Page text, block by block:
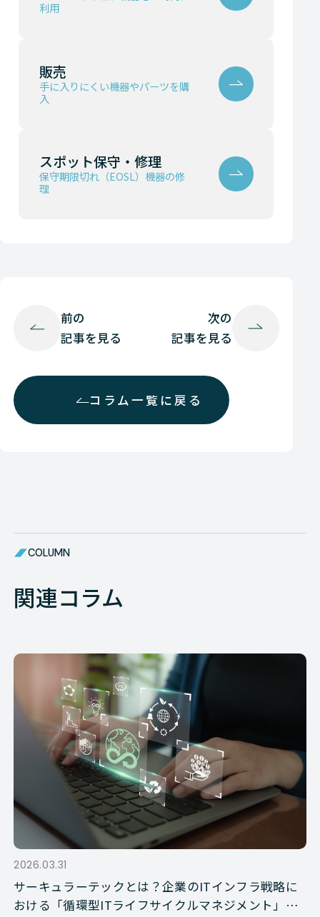
利用
販売
手に入りにくい機器やパーツを購
入
スポット保守・修理
保守期限切れ（EOSL）機器の修
理
前の
記事を見る
コラム一覧に戻る
次の
記事を見る
COLUMN
関連コラム
2026.03.31
サーキュラーテックとは？企業のITインフラ戦略に
おける「循環型ITライフサイクルマネジメント」の